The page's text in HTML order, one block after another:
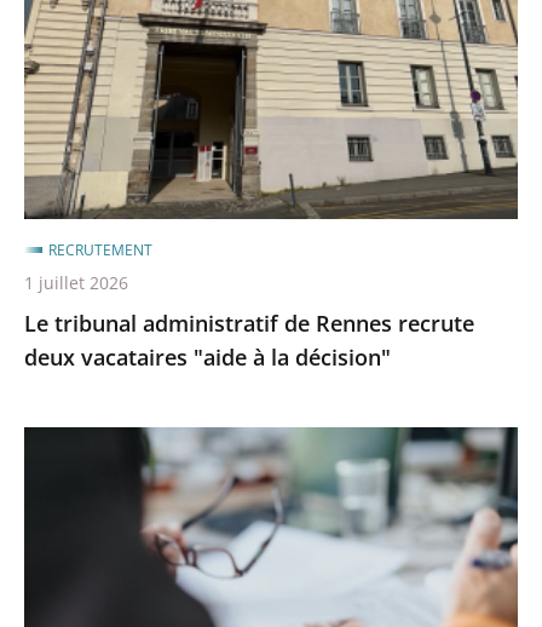
Rennes
recrute
deux
vacataires
"aide
à
décision"
Le tribunal administratif de Rennes recrute
deux vacataires "aide à la décision"
RECRUTEMENT
1 juillet 2026
commissaire